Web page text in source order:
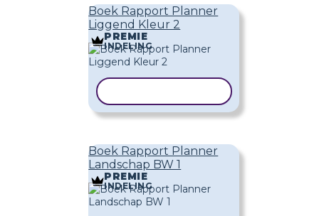
Boek Rapport Planner
Liggend Kleur 2
PREMIE
INDELING
Boek Rapport Planner
Landschap BW 1
PREMIE
INDELING